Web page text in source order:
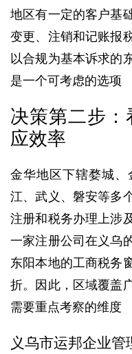
地区有一定的客户基
变更、注销和记账报
以合规为基本诉求的
是一个可考虑的选项
决策第二步：
应效率
金华地区下辖婺城
江、武义、磐安等多
注册和税务办理上涉
一家注册公司在义乌
东阳本地的工商税务
折。因此，区域覆盖
需要重点考察的维度
义乌市运邦企业管